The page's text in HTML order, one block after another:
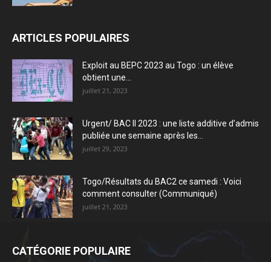
ARTICLES POPULAIRES
Exploit au BEPC 2023 au Togo : un élève
obtient une...
juillet 21, 2023
Urgent/ BAC II 2023 : une liste additive d’admis
publiée une semaine après les...
juillet 29, 2023
Togo/Résultats du BAC2 ce samedi : Voici
comment consulter (Communiqué)
juillet 21, 2023
CATÉGORIE POPULAIRE